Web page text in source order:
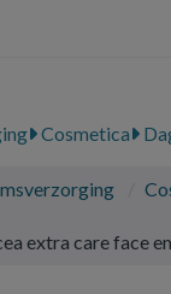
Cosmetica
extra care face